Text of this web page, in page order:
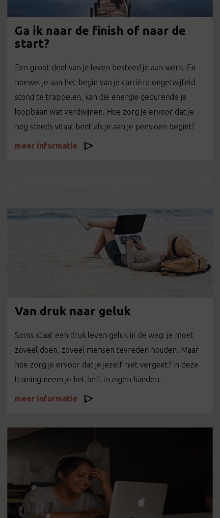
Ga ik naar de finish of naar de
start?
Een groot deel van je leven besteed je aan werk. En
hoewel je aan het begin van je carrière ongetwijfeld
stond te trappelen, kan die energie gedurende je
loopbaan wat verdwijnen. Hoe zorg je ervoor dat je
nog steeds vitaal bent als je aan je pensioen begint?
meer informatie
Van druk naar geluk
Soms staat een druk leven geluk in de weg: je moet
zoveel doen, zoveel mensen tevreden houden. Maar
hoe zorg je ervoor dat je jezelf niet vergeet? In deze
training neem je het heft in eigen handen.
meer informatie